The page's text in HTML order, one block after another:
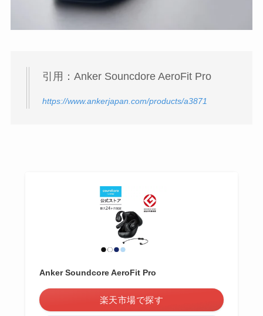
引用：Anker Souncdore AeroFit Pro
https://www.ankerjapan.com/products/a3871
Anker Soundcore AeroFit Pro
楽天市場で探す